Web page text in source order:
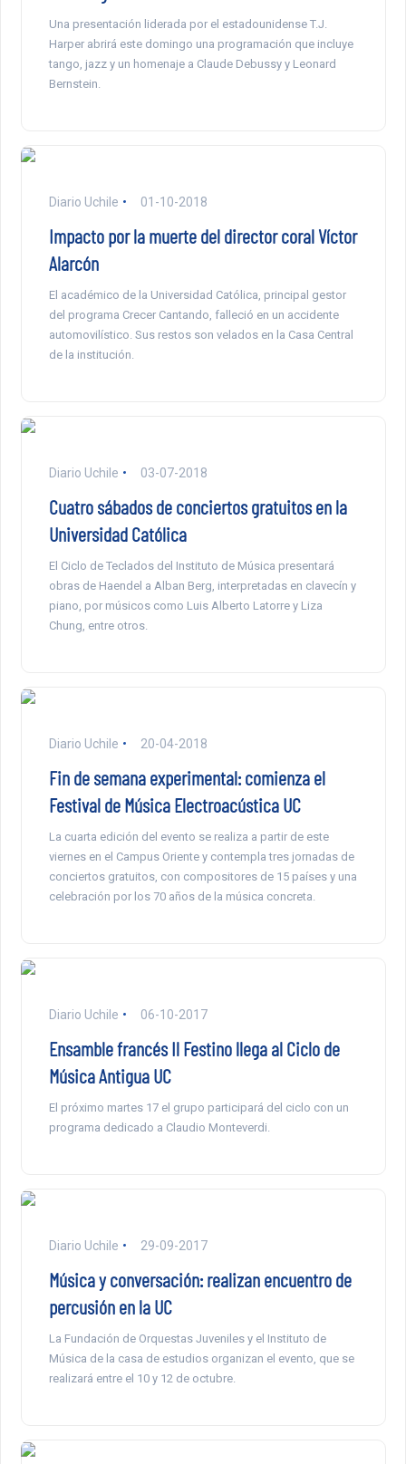
Una presentación liderada por el estadounidense T.J.
Harper abrirá este domingo una programación que incluye
tango, jazz y un homenaje a Claude Debussy y Leonard
Bernstein.
Diario Uchile 01-10-2018
Impacto por la muerte del director coral Víctor
Alarcón
El académico de la Universidad Católica, principal gestor
del programa Crecer Cantando, falleció en un accidente
automovilístico. Sus restos son velados en la Casa Central
de la institución.
Diario Uchile 03-07-2018
Cuatro sábados de conciertos gratuitos en la
Universidad Católica
El Ciclo de Teclados del Instituto de Música presentará
obras de Haendel a Alban Berg, interpretadas en clavecín y
piano, por músicos como Luis Alberto Latorre y Liza
Chung, entre otros.
Diario Uchile 20-04-2018
Fin de semana experimental: comienza el
Festival de Música Electroacústica UC
La cuarta edición del evento se realiza a partir de este
viernes en el Campus Oriente y contempla tres jornadas de
conciertos gratuitos, con compositores de 15 países y una
celebración por los 70 años de la música concreta.
Diario Uchile 06-10-2017
Ensamble francés Il Festino llega al Ciclo de
Música Antigua UC
El próximo martes 17 el grupo participará del ciclo con un
programa dedicado a Claudio Monteverdi.
Diario Uchile 29-09-2017
Música y conversación: realizan encuentro de
percusión en la UC
La Fundación de Orquestas Juveniles y el Instituto de
Música de la casa de estudios organizan el evento, que se
realizará entre el 10 y 12 de octubre.